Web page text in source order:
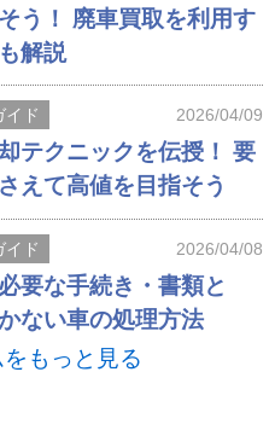
う！ 廃車買取を利用す
解説
イド 2026/04/09
テクニックを伝授！ 要
えて高値を目指そう
イド 2026/04/08
要な手続き・書類と
ない車の処理方法
もっと見る